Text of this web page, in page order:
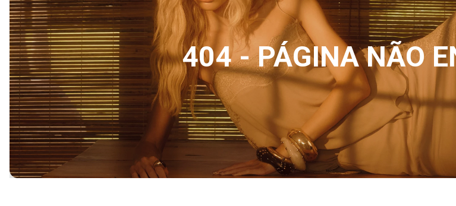
404 - PÁGINA NÃO
3º
calca jeans
calca
5º
saia
6º
conjunto
7º
short
8º
blazer
º
jaqueta
10º macacao